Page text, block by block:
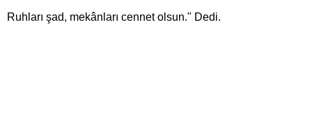
Ruhları şad, mekânları cennet olsun." Dedi.